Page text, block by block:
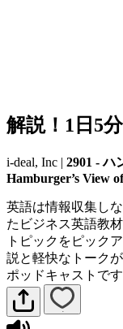
解説！1日5
i-deal, Inc | 2901 - ハ
Hamburger’s View
英語は情報収集し
たビジネス英語教
トピックをピック
説と軽快なトーク
ポッドキャストです